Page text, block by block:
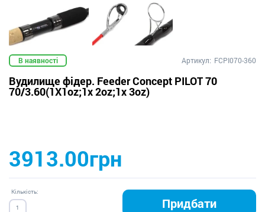
В наявності Артикул: FCPI070-360
Вудилище фідер. Feeder Concept PILOT 70
70/3.60(1X1oz;1x 2oz;1x 3oz)
3913.00грн
Кількість:
Придбати